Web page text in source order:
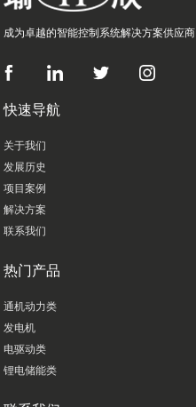
成为卓越的智能控制系统解决方案供应商
快速导航
关于我们
发展历史
项目案例
解决方案
联系我们
热门产品
通机动力类
发电机
电驱动类
锂电储能类